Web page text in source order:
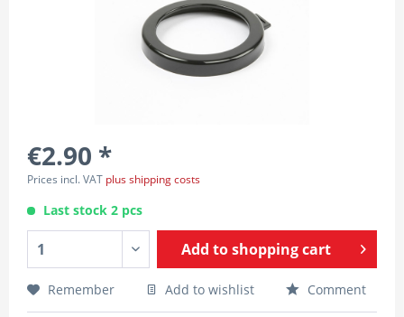
€2.90 *
Prices incl. VAT plus shipping costs
Last stock 2 pcs
Add toshopping cart
Remember Add to wishlist Comment